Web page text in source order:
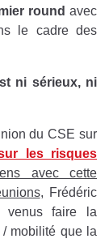
round avec
le cadre des
ni sérieux, ni
du CSE sur
les risques
avec cette
, Frédéric
venus faire la
/ mobilité que la